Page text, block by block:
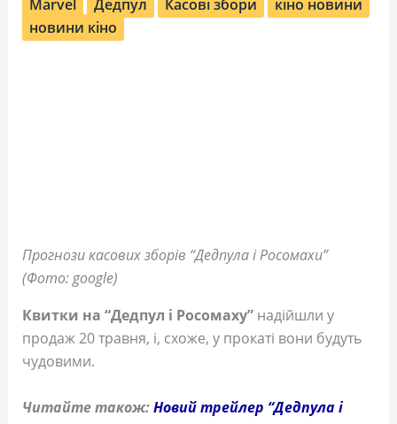
Marvel Дедпул Касові збори
кіно новини
новини кіно
Прогнози касових зборів “Дедпула і Росомахи”
(Фото: google)
Квитки на “Дедпул і Росомаху”надійшли у
продаж 20 травня, і, схоже, у прокаті вони будуть
чудовими.
Читайте також:Новий трейлер “Дедпула і